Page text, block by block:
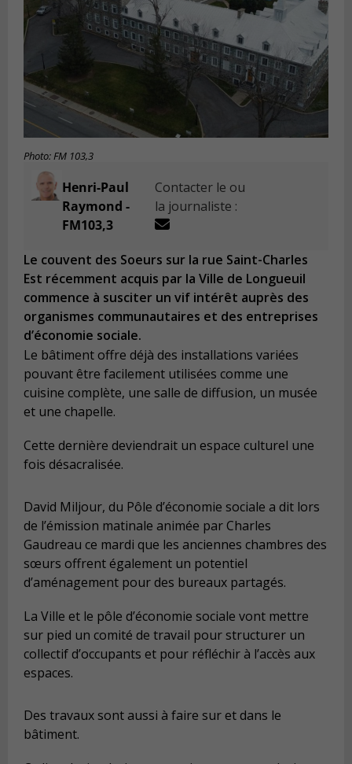
Photo: FM 103,3
Henri-Paul
Raymond -
FM103,3
Contacter le ou
la journaliste :
Le couvent des Soeurs sur la rue Saint-Charles
Est récemment acquis par la Ville de Longueuil
commence à susciter un vif intérêt auprès des
organismes communautaires et des entreprises
d’économie sociale.
Le bâtiment offre déjà des installations variées
pouvant être facilement utilisées comme une
cuisine complète, une salle de diffusion, un musée
et une chapelle.
Cette dernière deviendrait un espace culturel une
fois désacralisée.
David Miljour, du Pôle d’économie sociale a dit lors
de l’émission matinale animée par Charles
Gaudreau ce mardi que les anciennes chambres des
sœurs offrent également un potentiel
d’aménagement pour des bureaux partagés.
La Ville et le pôle d’économie sociale vont mettre
sur pied un comité de travail pour structurer un
collectif d’occupants et pour réfléchir à l’accès aux
espaces.
Des travaux sont aussi à faire sur et dans le
bâtiment.